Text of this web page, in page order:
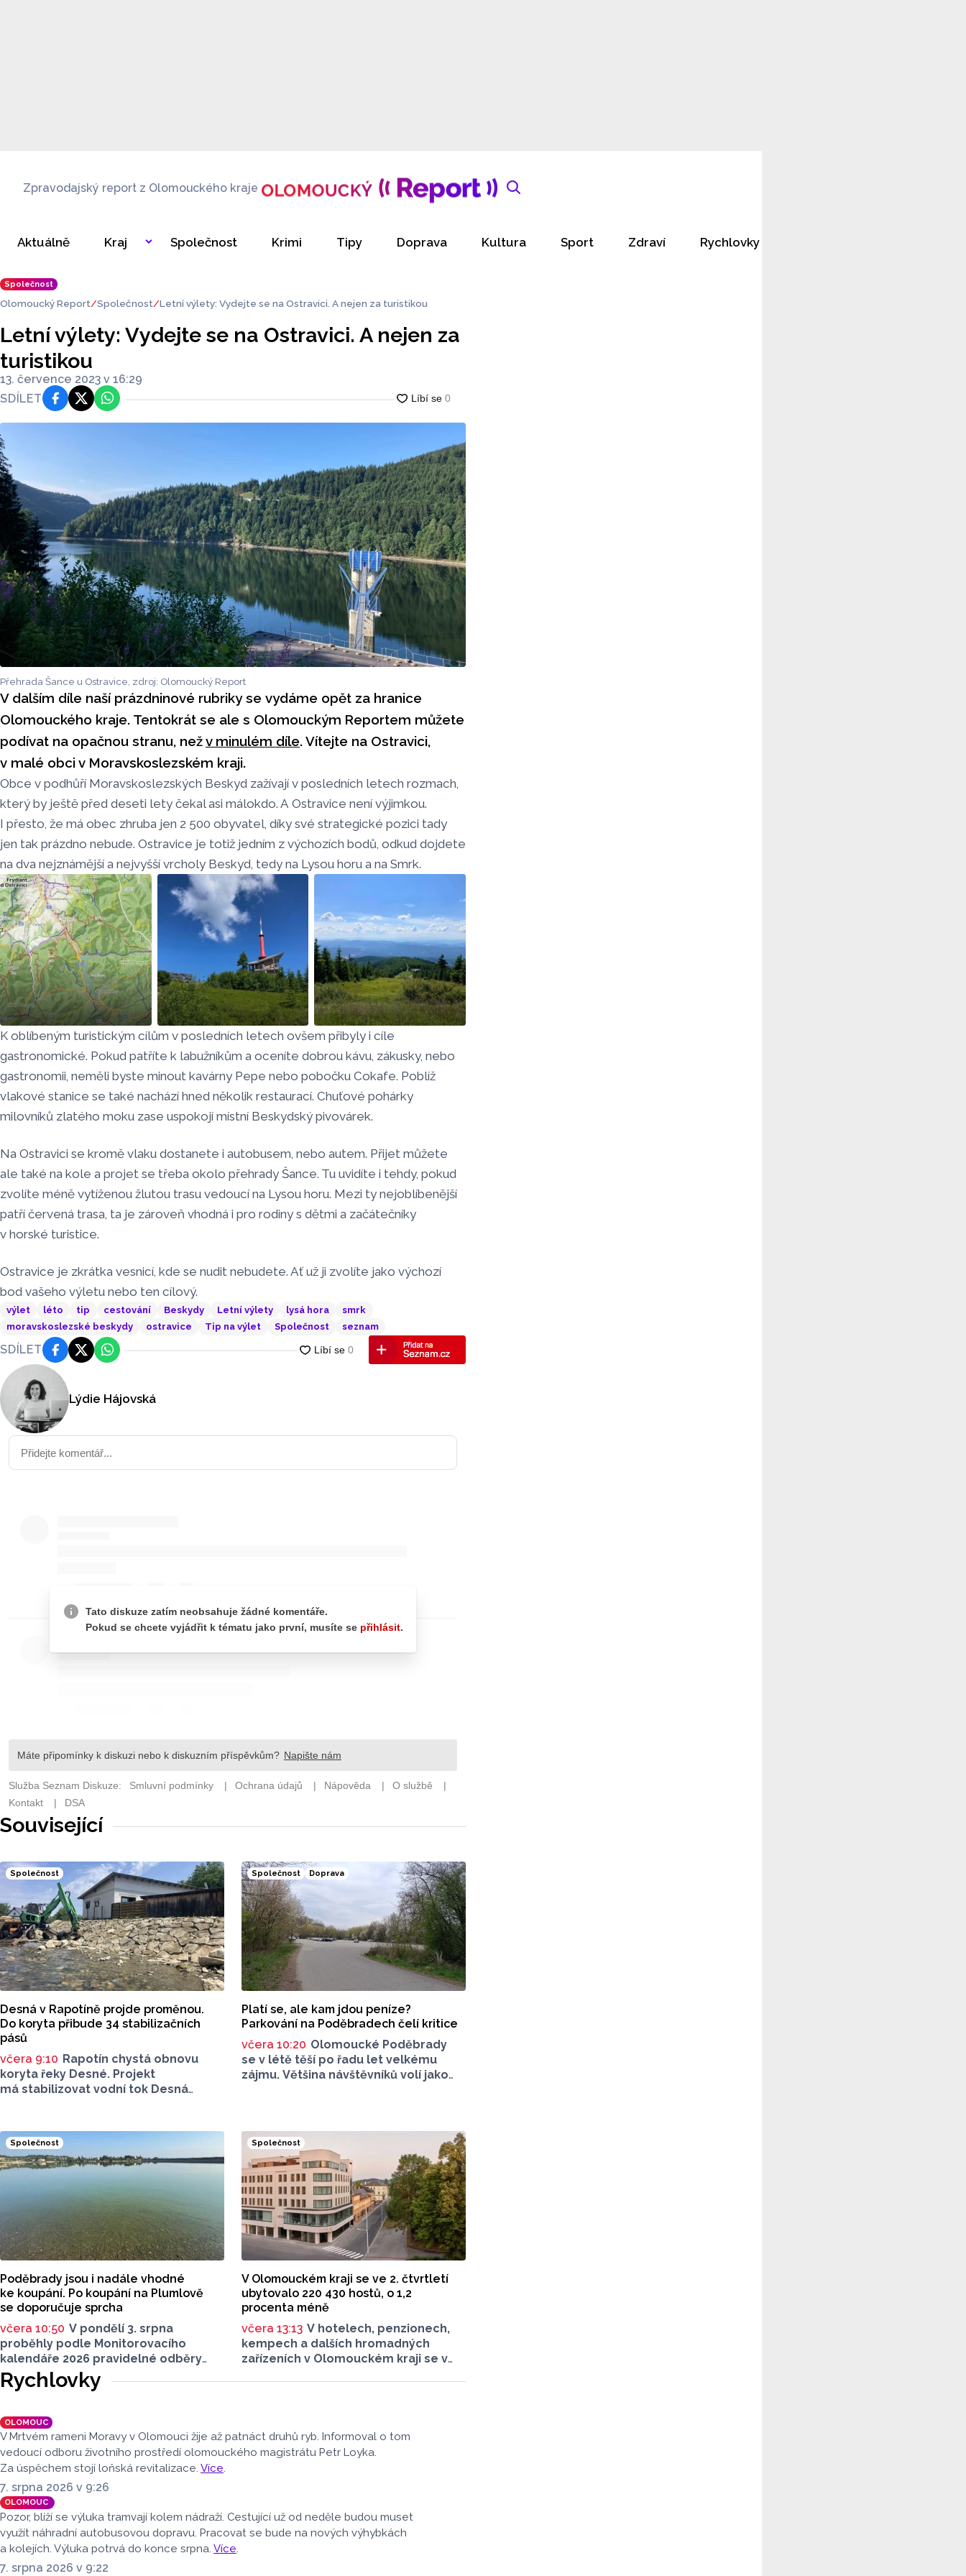
Zpravodajský report z Olomouckého kraje
Aktuálně Kraj Společnost Krimi Tipy Doprava Kultura Sport Zdraví Rychlovky
Společnost
Olomoucký Report Společnost Letní výlety: Vydejte se na Ostravici. A nejen za turistikou
Letní výlety: Vydejte se na Ostravici. A nejen za
turistikou
13. července 2023 v 16:29
SDÍLET
FacebookPlatforma X
WhatsApp
Přehrada Šance u Ostravice, zdroj: Olomoucký Report
V dalším díle naší prázdninové rubriky se vydáme opět za hranice
Olomouckého kraje. Tentokrát se ale s Olomouckým Reportem můžete
podívat na opačnou stranu, nežv minulém díle. Vítejte na Ostravici,
v malé obci v Moravskoslezském kraji.
Obce v podhůří Moravskoslezských Beskyd zažívají v posledních letech rozmach,
který by ještě před deseti lety čekal asi málokdo. A Ostravice není výjimkou.
I přesto, že má obec zhruba jen 2 500 obyvatel, díky své strategické pozici tady
jen tak prázdno nebude. Ostravice je totiž jedním z výchozích bodů, odkud dojdete
na dva nejznámější a nejvyšší vrcholy Beskyd, tedy na Lysou horu a na Smrk.
zdroj: Mapy.cz
Dominantou Lysé
zdroj: Olomoucký
Report
Jeden z výhledů, za
kterými se na Lysou
horu vydávají
turisté, zdroj:
Olomoucký Report
K oblíbeným turistickým cílům v posledních letech ovšem přibyly i cíle
gastronomické. Pokud patříte k labužníkům a oceníte dobrou kávu, zákusky, nebo
gastronomii, neměli byste minout kavárny Pepe nebo pobočku Cokafe. Poblíž
vlakové stanice se také nachází hned několik restaurací. Chuťové pohárky
milovníků zlatého moku zase uspokojí místní Beskydský pivovárek.
Na Ostravici se kromě vlaku dostanete i autobusem, nebo autem. Přijet můžete
ale také na kole a projet se třeba okolo přehrady Šance. Tu uvidíte i tehdy, pokud
zvolíte méně vytíženou žlutou trasu vedoucí na Lysou horu. Mezi ty nejoblíbenější
patří červená trasa, ta je zároveň vhodná i pro rodiny s dětmi a začátečníky
v horské turistice.
Ostravice je zkrátka vesnicí, kde se nudit nebudete. Ať už ji zvolíte jako výchozí
bod vašeho výletu nebo ten cílový.
výlet léto tip cestování Beskydy Letní výlety lysá hora
smrk
moravskoslezské beskydy
ostravice Tip na výlet Společnost seznam
SDÍLET FacebookPlatforma X
WhatsApp
Lýdie Hájovská
Související
Společnost
Desná v Rapotíně projde proměnou.
Do koryta přibude 34 stabilizačních
pásů
včera 9:10 Rapotín chystá obnovu
koryta řeky Desné. Projekt
má stabilizovat vodní tok Desná
úseky koryta. Samotná stavba bude
rozdělená do šesti samostatných
stavebních projektů.
Společnost Doprava
Platí se, ale kam jdou peníze?
Parkování na Poděbradech čelí kritice
včera 10:20 Olomoucké Poděbrady
se v létě těší po řadu let velkému
zájmu. Většina návštěvníků volí jako
rezonuje. Na konci června vznikla
na Facebooku stránka s názvem
Poděbrady bez závor a nelegálního
parkovného, která upozorňuje
na nevyhovujcí situaci s parkováním
u oblíbeného olomouckého letoviska.
Za iniciativou stojí zastupitel města
Olomouce, na jeho přání nebudeme
uvádět jeho identitu.
Společnost
Poděbrady jsou i nadále vhodné
ke koupání. Po koupání na Plumlově
se doporučuje sprcha
včera 10:50 V pondělí 3. srpna
proběhly podle Monitorovacího
kalendáře 2026 pravidelné odběry
vzorků vody na dvou tradičně
sledovaných přírodních koupacích
ve Vodní nádrži Plumlov (VN Plumlov)
a v Koupací oblasti Poděbrady (KO
Poděbrady). Monitoring byl proveden
Krajskou hygienickou stanicí
ve spolupráci se Zdravotním ústavem
se sídlem v Ostravě, Centrem
hygienických laboratoří v Olomouci.
Společnost
V Olomouckém kraji se ve 2. čtvrtletí
ubytovalo 220 430 hostů, o 1,2
procenta méně
včera 13:13 V hotelech, penzionech,
kempech a dalších hromadných
zařízeních v Olomouckém kraji se v
kterých bylo 45 548, meziročně o 9,1
procenta více. Naopak domácích
klesl o 4,7 procenta. Údaje
dnes zveřejnil Český statistický úřad
Rychlovky
OLOMOUC
V Mrtvém rameni Moravy v Olomouci žije až patnáct druhů ryb. Informoval o tom
vedoucí odboru životního prostředí olomouckého magistrátu Petr Loyka.
Za úspěchem stojí loňská revitalizace. Více.
7. srpna 2026 v 9:26
OLOMOUC
Pozor, blíží se výluka tramvají kolem nádraží. Cestující už od neděle budou muset
využít náhradní autobusovou dopravu. Pracovat se bude na nových výhybkách
a kolejích. Výluka potrvá do konce srpna. Více.
7. srpna 2026 v 9:22